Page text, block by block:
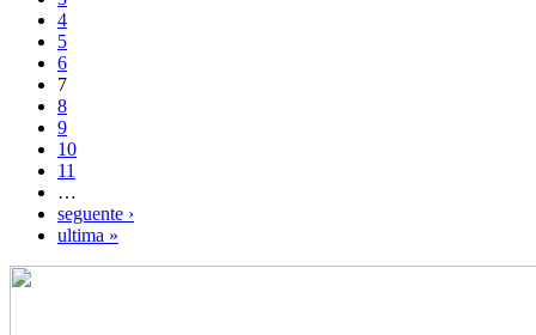
4
5
6
7
8
9
10
11
…
seguente ›
ultima »